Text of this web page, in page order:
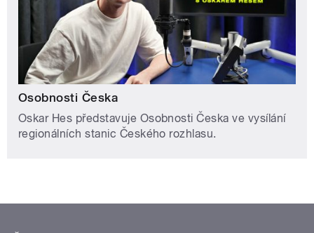
Osobnosti Česka
Oskar Hes představuje Osobnosti Česka ve vysílání
regionálních stanic Českého rozhlasu.